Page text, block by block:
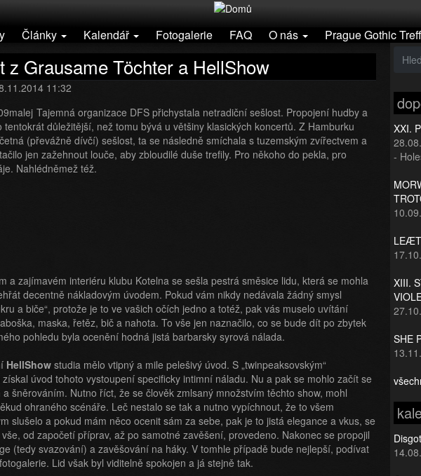
Články Kalendář Fotogalerie FAQ O nás Prague Gothic
z Grausame Töchter a HellShow
11:32
Tajemná organizace DFS přichystala netradiční sešlost. Propojení hudby a
tentokrát důležitější, než tomu bývá u většiny klasických koncertů. Z Hamburku
(převážně dívčí) sešlost, ta se následně smíchala s tuzemským zvířectvem a
jen zažehnout louče, aby zbloudilé duše trefily. Pro někoho do pekla, pro
Nahlédněmež též.
a zajímavém interiéru klubu Kotelna se sešla pestrá směsice lidu, která se mohla
decentně nákladovým úvodem. Pokud vám nikdy nedávala žádný smysl
a biče“, protože je to ve vašich očích jedno a totéž, pak vás muselo uvítání
maska, řetěz, bič a nahota. To vše jen naznačilo, co se bude dít po zbytek
pohledu byla ocenění hodná jistá barbarsky syrová nálada.
HellShow studia mělo vtipný a mile pelešivý úvod. S „twinpeaksovským“
úvod tohoto vystoupení specificky intimní náladu. Nu a pak se mohlo začít se
šněrováním. Nutno říct, že se člověk zmlsaný množstvím těchto show, mohl
ohraného scénáře. Leč nestalo se tak a nutno vypíchnout, že to všem
slušelo a pokud mám něco ocenit sám za sebe, pak je to jistá elegance a vkus, se
od započetí příprav, až po samotné zavěšení, provedeno. Nakonec se propojil
(tedy svazování) a zavěšování na háky. V tomhle případě bude nejlepší, podívat
Lid však byl viditelně spokojen a já stejně tak.
XXI.
28.08.
-
10.09.
17.10.
XIII.
27.10.
SHE
13.11.
14.08.